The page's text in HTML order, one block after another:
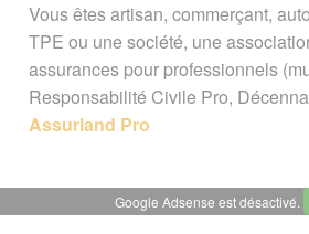
Vous êtes artisan, commerçant,
TPE ou une société, une
assurances pour professionnels
Responsabilité Civile Pro,
Assurland Pro
Google Adsense est désactivé.